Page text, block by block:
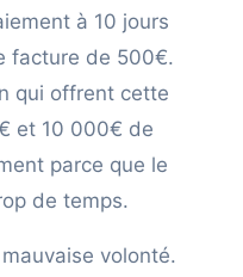
à 10 jours
facture de 500€.
qui offrent cette
et 10 000€ de
parce que le
de temps.
volonté.